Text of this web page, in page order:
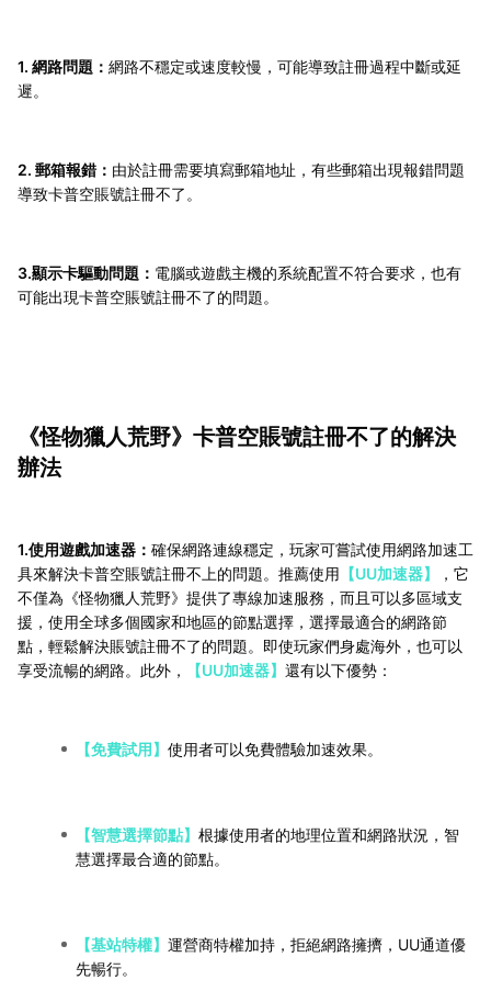
1. 網路問題： 網路不穩定或速度較慢，可能導致註冊過程中斷或延
遲。
2. 郵箱報錯： 由於註冊需要填寫郵箱地址，有些郵箱出現報錯問題
導致卡普空賬號註冊不了。
3.顯示卡驅動問題： 電腦或遊戲主機的系統配置不符合要求，也有
可能出現卡普空賬號註冊不了的問題。
《怪物獵人荒野》卡普空賬號註冊不了的解決
辦法
1.使用遊戲加速器： 確保網路連線穩定，玩家可嘗試使用網路加速工
具來解決卡普空賬號註冊不上的問題。推薦使用 【UU加速器】
，它
不僅為《怪物獵人荒野》提供了專線加速服務，而且可以多區域支
援，使用全球多個國家和地區的節點選擇，選擇最適合的網路節
點，輕鬆解決賬號註冊不了的問題。即使玩家們身處海外，也可以
享受流暢的網路。此外，
【UU加速器】 還有以下優勢：
【免費試用】 使用者可以免費體驗加速效果。
【智慧選擇節點】 根據使用者的地理位置和網路狀況，智
慧選擇最合適的節點。
【基站特權】 運營商特權加持，拒絕網路擁擠，UU通道優
先暢行。